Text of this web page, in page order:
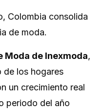
Colombia consolida
de moda.
Moda de Inexmoda,
de los hogares
un crecimiento real
periodo del año